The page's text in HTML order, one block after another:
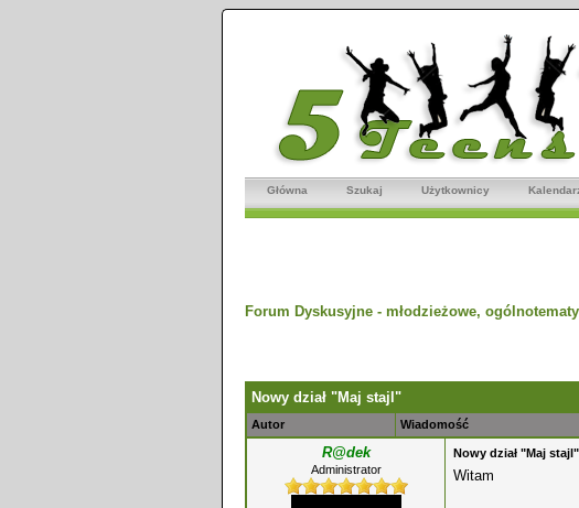
Główna Szukaj Użytkownicy
Forum Dyskusyjne - młodzieżowe,
Nowy dział "Maj stajl"
Autor Wiadomość
R@dek
Administrator
Nowy dział "Maj stajl"
Witam